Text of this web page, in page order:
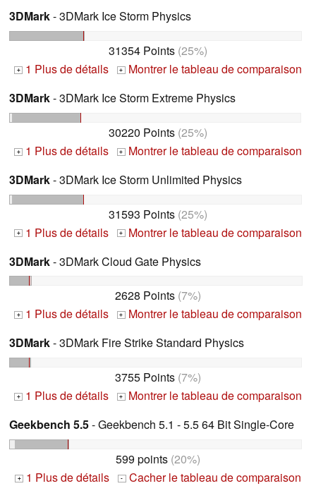
3DMark- 3DMark Ice Storm Physics
31354 Points (25%)
+ 1 Plus de détails + Montrer le tableau de comparaison
3DMark- 3DMark Ice Storm Extreme Physics
30220 Points (25%)
+ 1 Plus de détails + Montrer le tableau de comparaison
3DMark- 3DMark Ice Storm Unlimited Physics
31593 Points (25%)
+ 1 Plus de détails + Montrer le tableau de comparaison
3DMark- 3DMark Cloud Gate Physics
2628 Points (7%)
+ 1 Plus de détails + Montrer le tableau de comparaison
3DMark- 3DMark Fire Strike Standard Physics
3755 Points (7%)
+ 1 Plus de détails + Montrer le tableau de comparaison
Geekbench 5.5- Geekbench 5.1 - 5.5 64 Bit Single-Core
599 points (20%)
+ 1 Plus de détails - Cacher le tableau de comparaison